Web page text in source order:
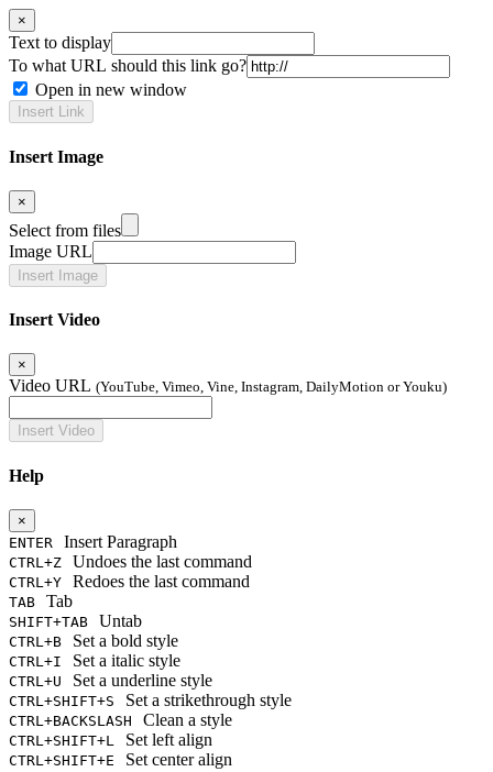
×
Text to display
To what URL should this link go?
Open in new window
Insert Image
×
Select from files
Image URL
Insert Video
×
Video URL (YouTube, Vimeo, Vine, Instagram, DailyMotion or Youku)
Help
×
ENTER
Insert Paragraph
CTRL+Z Undoes the last command
CTRL+Y Redoes the last command
TAB Tab
SHIFT+TAB Untab
CTRL+B Set a bold style
CTRL+I Set a italic style
CTRL+U Set a underline style
CTRL+SHIFT+S Set a strikethrough style
CTRL+BACKSLASH Clean a style
CTRL+SHIFT+L Set left align
CTRL+SHIFT+E Set center align